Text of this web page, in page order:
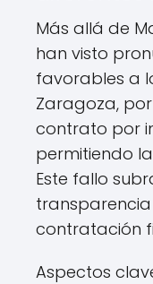
Más allá de
han visto
favorables a
Zaragoza,
contrato por
permitiendo
Este fallo
contratación
Aspectos